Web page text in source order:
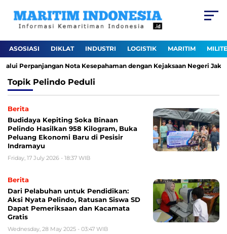
ASOSIASI DIKLAT INDUSTRI LOGISTIK MARITIM
Perpanjangan Nota Kesepahaman dengan Kejaksaan Negeri
Topik Pelindo Peduli
Berita
Budidaya Kepiting Soka Binaan
Pelindo Hasilkan 958 Kilogram, Buka
Peluang Ekonomi Baru di Pesisir
Indramayu
Friday, 17 July 2026 - 18:37 WIB
Berita
Dari Pelabuhan untuk Pendidikan:
Aksi Nyata Pelindo, Ratusan Siswa SD
Dapat Pemeriksaan dan Kacamata
Gratis
Wednesday, 28 May 2025 - 03:47 WIB